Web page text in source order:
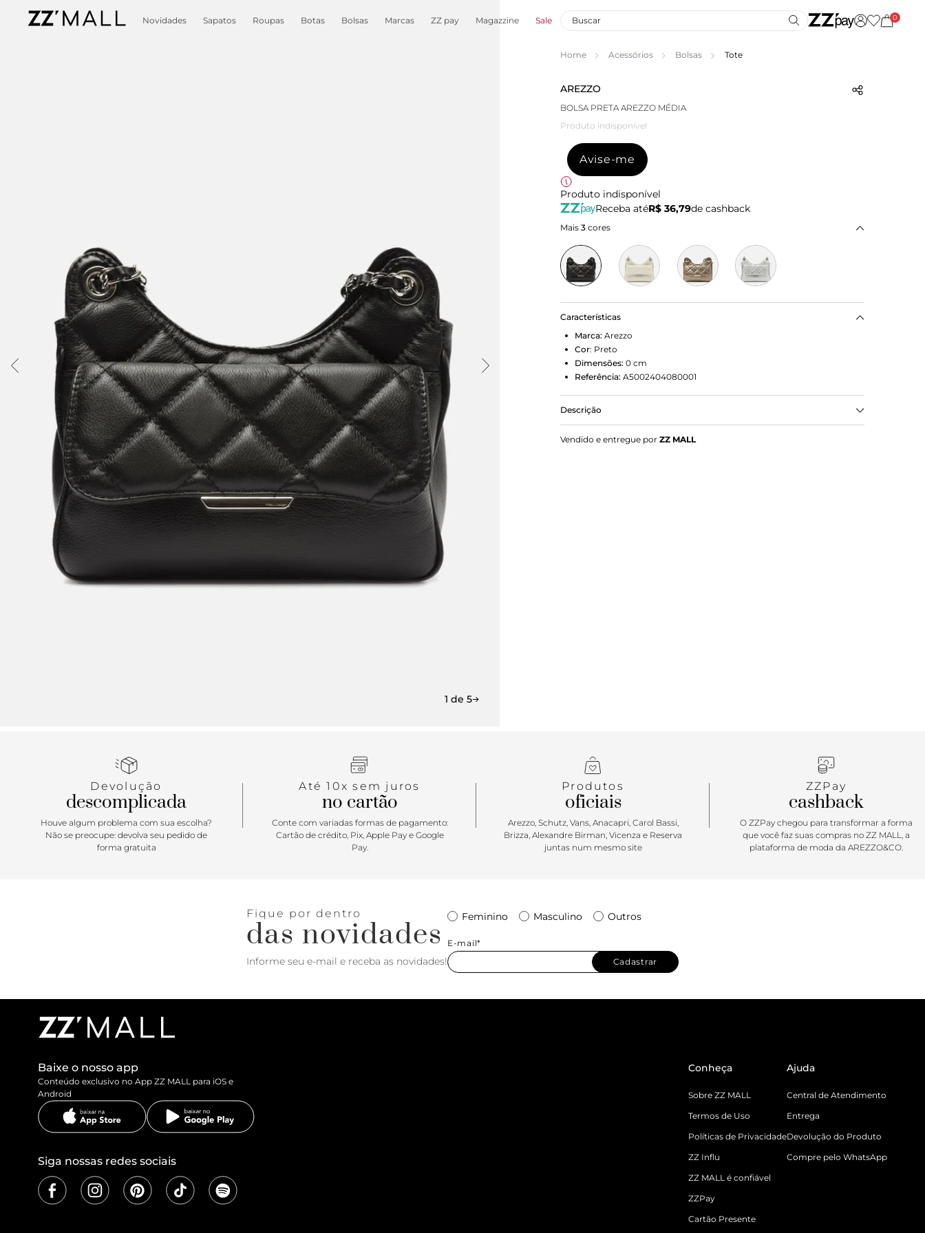
Novidades Sapatos Roupas Botas Bolsas Marcas ZZ pay Magazzine Sale 0
1 de 5
Home Acessórios Bolsas Tote
AREZZO
BOLSA PRETA AREZZO MÉDIA
Produto indisponível
Avise-me
Produto indisponível
Receba atéR$ 36,79de cashback
Mais 3 cores
Características
Marca: Arezzo
Cor: Preto
Dimensões: 0 cm
Referência: A5002404080001
Descrição
Bolsa Preta Média
Vendido e entregue por ZZ MALL
Devolução
descomplicada
Houve algum problema com sua escolha?
Não se preocupe: devolva seu pedido de
forma gratuita
Até 10x sem juros
no cartão
Conte com variadas formas de pagamento:
Cartão de crédito, Pix, Apple Pay e Google
Pay.
Produtos
oficiais
Arezzo, Schutz, Vans, Anacapri, Carol Bassi,
Brizza, Alexandre Birman, Vicenza e Reserva
juntas num mesmo site
ZZPay
cashback
O ZZPay chegou para transformar a forma
que você faz suas compras no ZZ MALL, a
plataforma de moda da AREZZO&CO.
Fique por dentro
das novidades
Informe seu e-mail e receba as novidades!
Feminino Masculino Outros
E-mail*
Cadastrar
Baixe o nosso app
Conteúdo exclusivo no App ZZ MALL para iOS e
Android
Siga nossas redes sociais
Conheça
Sobre ZZ MALL
Termos de Uso
Políticas de Privacidade
ZZ Influ
ZZ MALL é confiável
ZZPay
Cartão Presente
Ajuda
Central de Atendimento
Entrega
Devolução do Produto
Compre pelo WhatsApp